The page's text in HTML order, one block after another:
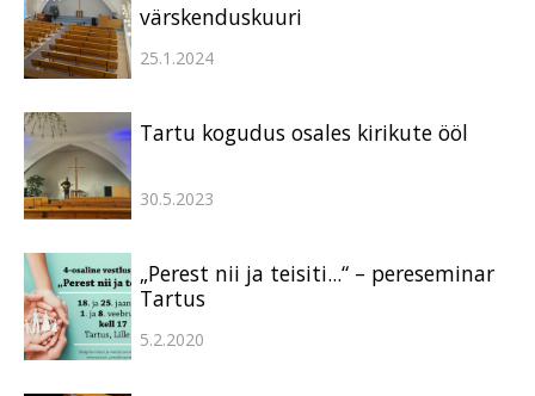
värskenduskuuri
25.1.2024
Tartu kogudus osales kirikute ööl
30.5.2023
„Perest nii ja teisiti...“ – pereseminar
Tartus
5.2.2020